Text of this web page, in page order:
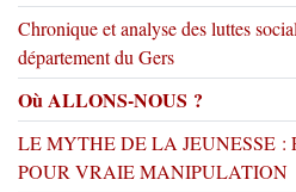
Chronique et analyse des luttes
département du Gers
Où ALLONS-NOUS ?
LE MYTHE DE LA JEUNESSE :
POUR VRAIE MANIPULATION